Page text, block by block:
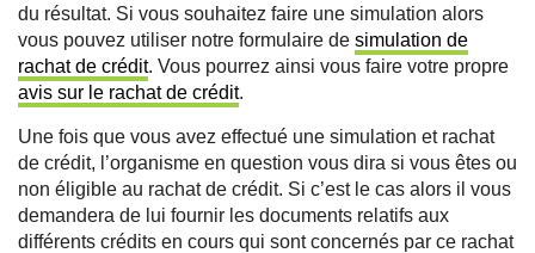
du résultat. Si vous souhaitez faire une simulation alors
vous pouvez utiliser notre formulaire de simulation de
rachat de crédit. Vous pourrez ainsi vous faire votre propre
avis sur le rachat de crédit.
Une fois que vous avez effectué une simulation et rachat
de crédit, l’organisme en question vous dira si vous êtes ou
non éligible au rachat de crédit. Si c’est le cas alors il vous
demandera de lui fournir les documents relatifs aux
différents crédits en cours qui sont concernés par ce rachat